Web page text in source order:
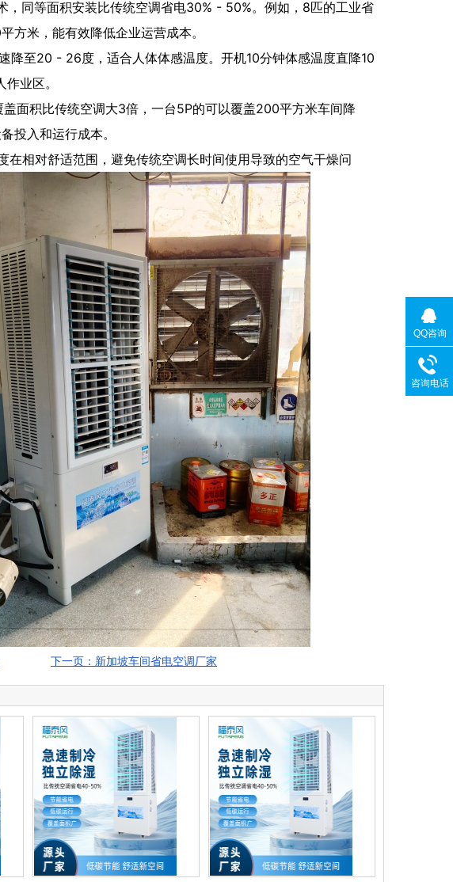
，同等面积安装比传统空调省电30% - 50%。例如，8匹的工业省
米，能有效降低企业运营成本。
降至20 - 26度，适合人体体感温度。开机10分钟体感温度直降10
业区。
面积比传统空调大3倍，一台5P的可以覆盖200平方米车间降
投入和运行成本。
在相对舒适范围，避免传统空调长时间使用导致的空气干燥问
下一页：新加坡车间省电空调厂家
QQ咨询
咨询电话